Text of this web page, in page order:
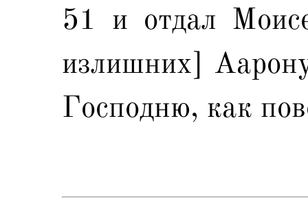
51 и отдал
излишних]
Господню, как